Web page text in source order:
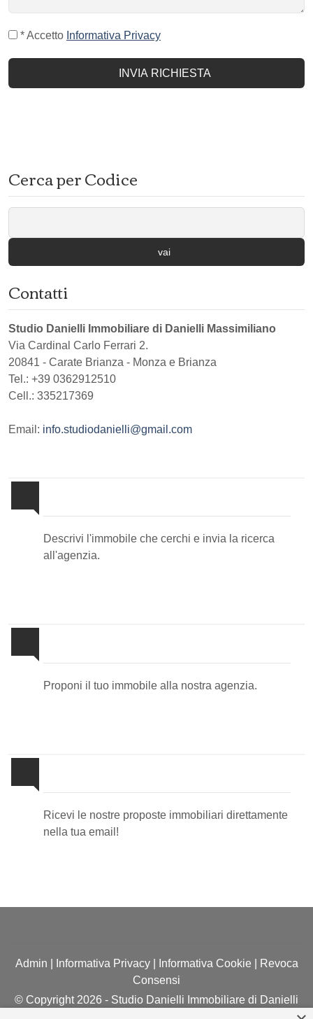
* Accetto Informativa Privacy
INVIA RICHIESTA
Cerca per Codice
vai
Contatti
Studio Danielli Immobiliare di Danielli Massimiliano
Via Cardinal Carlo Ferrari 2.
20841 - Carate Brianza - Monza e Brianza
Tel.: +39 0362912510
Cell.: 335217369
Email: info.studiodanielli@gmail.com
Descrivi l'immobile che cerchi e invia la ricerca
all'agenzia.
Proponi il tuo immobile alla nostra agenzia.
Ricevi le nostre proposte immobiliari direttamente
nella tua email!
Admin Informativa Privacy| Informativa Cookie
Revoca
Consensi
© Copyright 2026 - Studio Danielli Immobiliare di Danielli